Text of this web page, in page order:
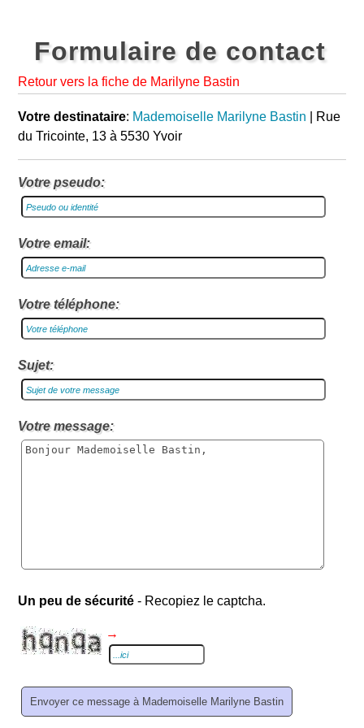
Formulaire de contact
Retour vers la fiche de Marilyne Bastin
Votre destinataire: Mademoiselle Marilyne Bastin | Rue
du Tricointe, 13 à 5530 Yvoir
Votre pseudo:
Votre email:
Votre téléphone:
Sujet:
Votre message:
Un peu de sécurité - Recopiez le captcha.
→